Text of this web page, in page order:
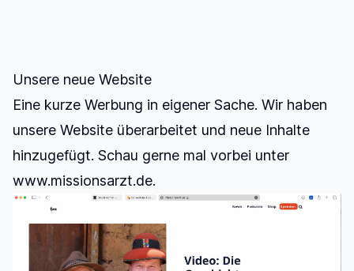
Unsere neue Website
Eine kurze Werbung in eigener Sache. Wir haben
unsere Website überarbeitet und neue Inhalte
hinzugefügt. Schau gerne mal vorbei unter
www.missionsarzt.de.